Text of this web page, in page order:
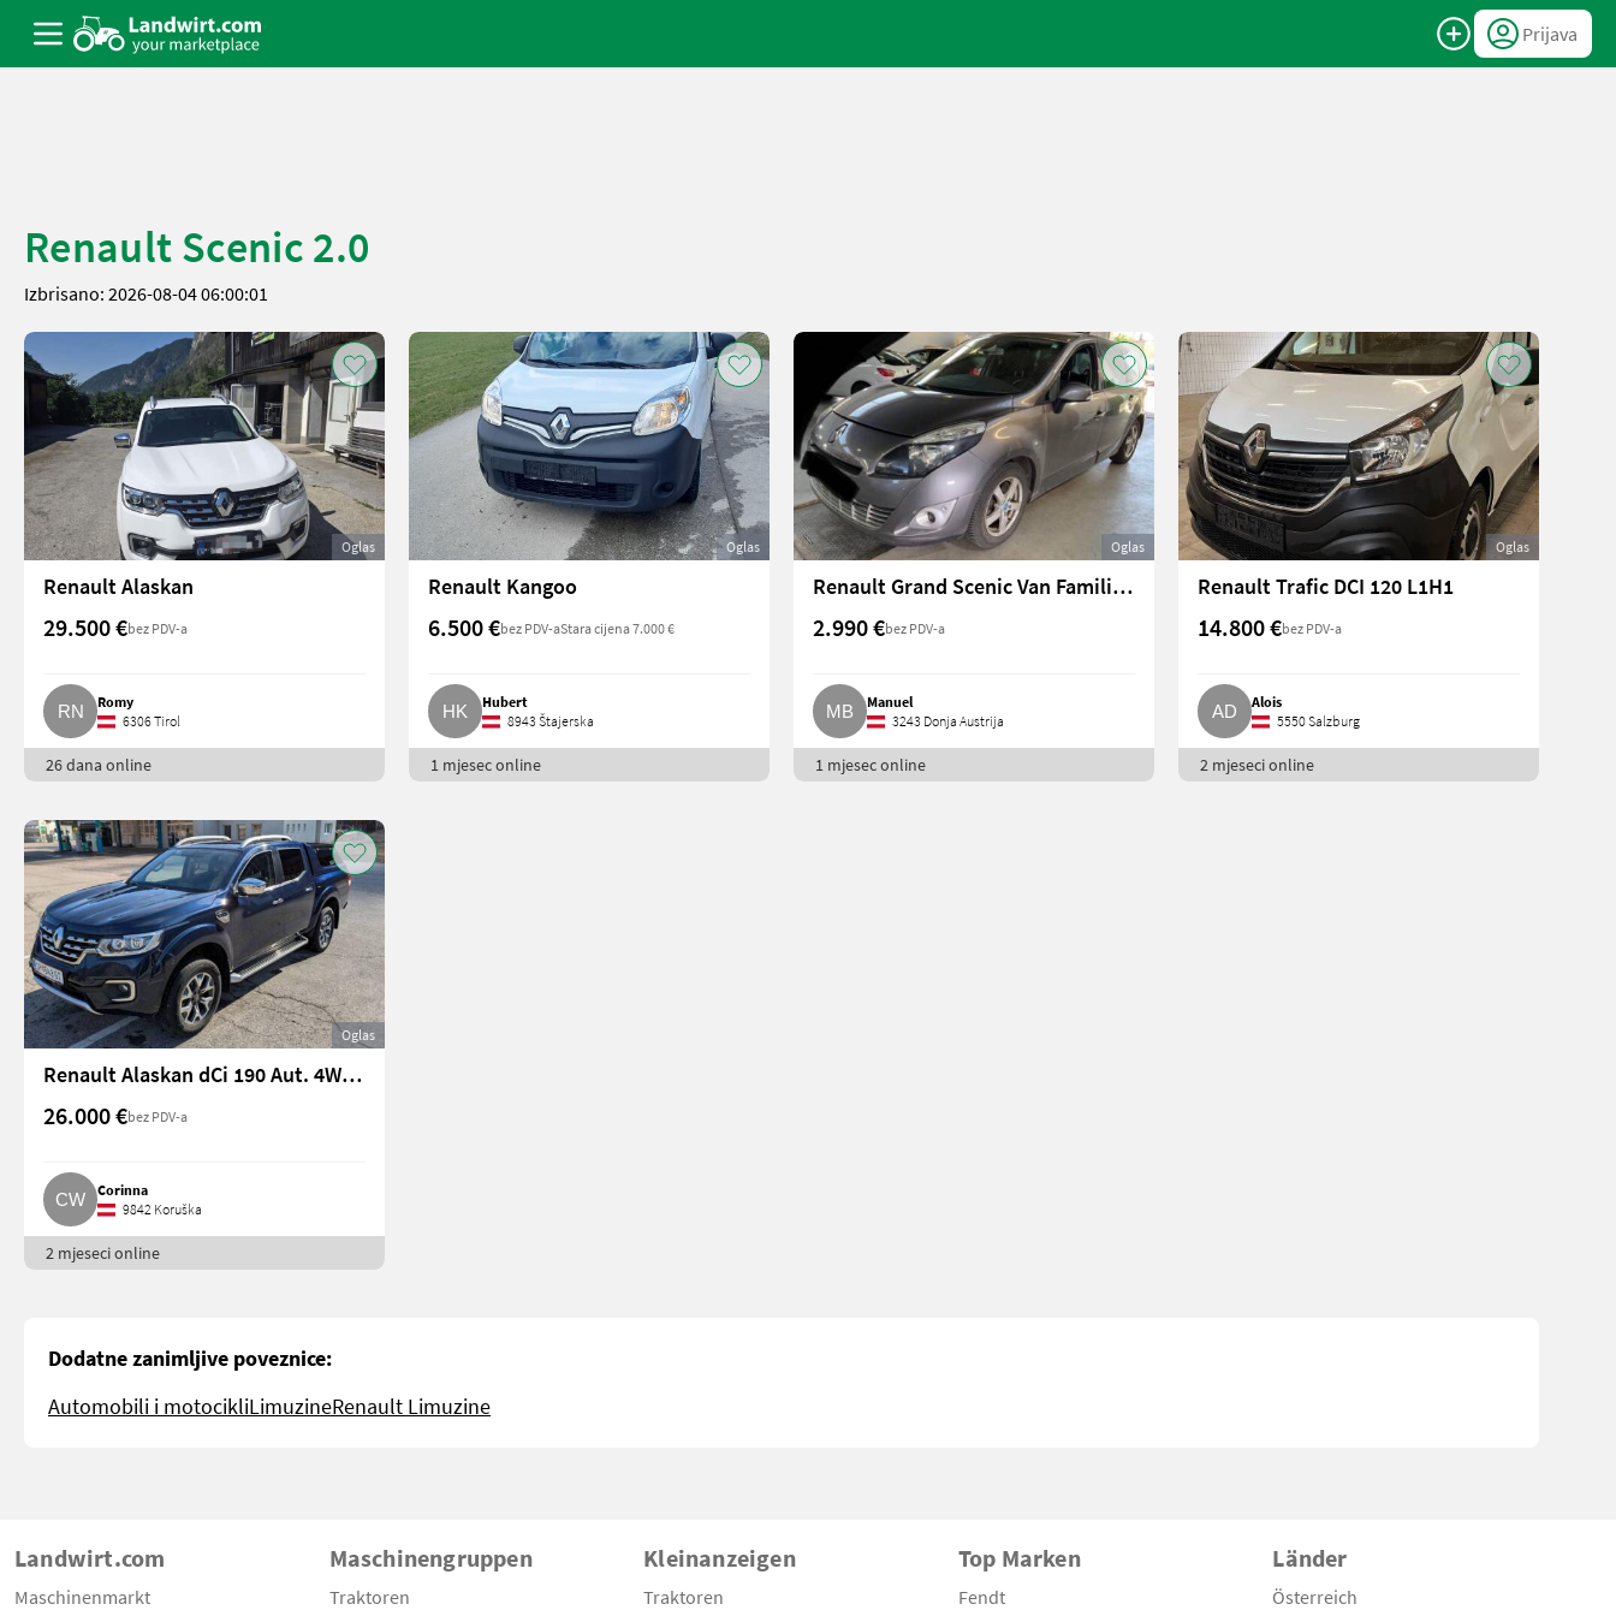
Prijava
Renault Scenic 2.0
Izbrisano: 2026-08-04 06:00:01
Oglas
Renault Alaskan
29.500 €bez PDV-a
Romy
6306 Tirol
26 dana online
Oglas
Renault Kangoo
6.500 €bez PDV-aStara cijena 7.000 €
Hubert
8943 Štajerska
1 mjesec online
Oglas
Renault Grand Scenic Van Familienauto, Gebrauchtwagen, Benzin
2.990 €bez PDV-a
Manuel
3243 Donja Austrija
1 mjesec online
Oglas
Renault Trafic DCI 120 L1H1
14.800 €bez PDV-a
Alois
5550 Salzburg
2 mjeseci online
Oglas
Renault Alaskan dCi 190 Aut. 4WD Intens Vollausstattung
26.000 €bez PDV-a
Corinna
9842 Koruška
2 mjeseci online
Dodatne zanimljive poveznice:
Automobili i motocikliLimuzineRenault Limuzine
Landwirt.com
Maschinenmarkt
Maschinengruppen
Traktoren
Kleinanzeigen
Traktoren
Top Marken
Fendt
Länder
Österreich